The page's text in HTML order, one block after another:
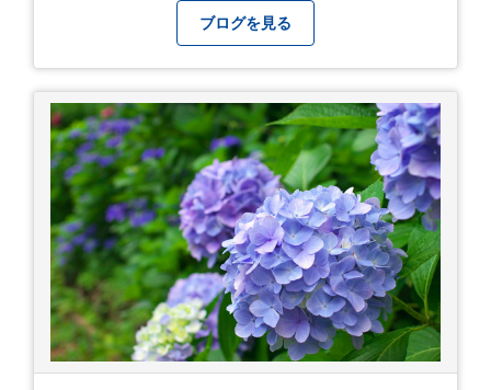
器を購入⇒お昼ご飯⇒鶴岡八幡宮⇒江ノ電で大仏
へ。 江ノ島は時間切れで断念！ 明月院のアジサ
イは白にフチが紫のが特に素敵だと思いました。
中１次男が小学校の修学旅行で鎌倉に行った時に
お昼を食べてお勧めという「玉子焼おざわ」のだ
し巻き卵はとてもおいしかったです。 鶴岡八幡宮
のハスは時期が早かったですが、来月は見事だろ
うなぁ。 それでは、皆さん、梅雨冷えの日もござ
いますが、お元気でお過ごし下さい。
ブログを見る